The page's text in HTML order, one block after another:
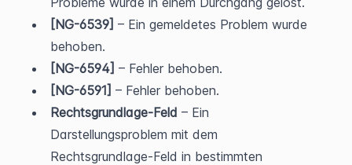
[NG-6539] – Ein gemeldetes Problem wurde
behoben.
[NG-6594] – Fehler behoben.
[NG-6591] – Fehler behoben.
Rechtsgrundlage-Feld – Ein
Darstellungsproblem mit dem
Rechtsgrundlage-Feld in bestimmten